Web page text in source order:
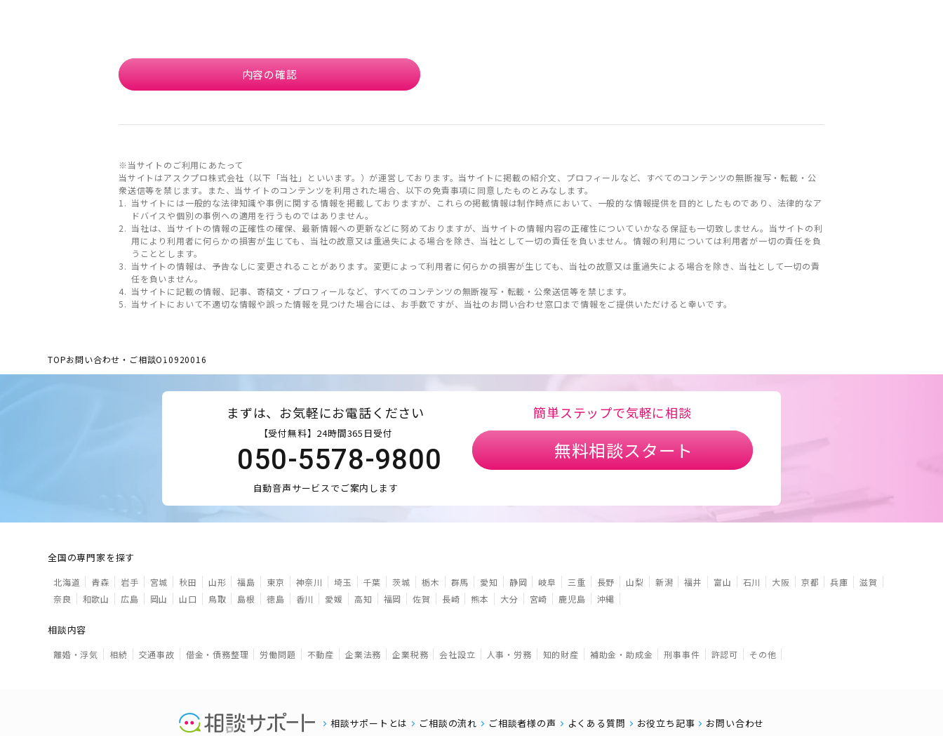
内容の確認
※当サイトのご利用にあたって
当サイトはアスクプロ株式会社（以下「当社」といいます。）が運営しております。当サイトに掲載の紹介文、プロフィールなど、すべてのコンテンツの無断複写・転載・公
衆送信等を禁じます。また、当サイトのコンテンツを利用された場合、以下の免責事項に同意したものとみなします。
当サイトには一般的な法律知識や事例に関する情報を掲載しておりますが、これらの掲載情報は制作時点において、一般的な情報提供を目的としたものであり、法律的なア
ドバイスや個別の事例への適用を行うものではありません。
当社は、当サイトの情報の正確性の確保、最新情報への更新などに努めておりますが、当サイトの情報内容の正確性についていかなる保証も一切致しません。当サイトの利
用により利用者に何らかの損害が生じても、当社の故意又は重過失による場合を除き、当社として一切の責任を負いません。情報の利用については利用者が一切の責任を負
うこととします。
当サイトの情報は、予告なしに変更されることがあります。変更によって利用者に何らかの損害が生じても、当社の故意又は重過失による場合を除き、当社として一切の責
任を負いません。
当サイトに記載の情報、記事、寄稿文・プロフィールなど、すべてのコンテンツの無断複写・転載・公衆送信等を禁じます。
当サイトにおいて不適切な情報や誤った情報を見つけた場合には、お手数ですが、当社のお問い合わせ窓口まで情報をご提供いただけると幸いです。
TOPお問い合わせ・ご相談O10920016
まずは、お気軽にお電話ください
【受付無料】24時間365日受付
050-5578-9800
自動音声サービスでご案内します
簡単ステップで気軽に相談
無料相談スタート
全国の専門家を探す
北海道 青森 岩手 宮城 秋田 山形 福島 東京 神奈川 埼玉 千葉 茨城 栃木 群馬 愛知 静岡 岐阜 三重 長野 山梨 新潟 福井 富山 石川 大阪 京都 兵庫
滋賀
奈良
和歌山 広島 岡山 山口 鳥取 島根 徳島 香川 愛媛 高知 福岡 佐賀 長崎 熊本 大分 宮崎 鹿児島 沖縄
相談内容
離婚・浮気 相続 交通事故 借金・債務整理 労働問題 不動産 企業法務 企業税務 会社設立 人事・労務 知的財産 補助金・助成金 刑事事件 許認可 その他
相談サポートとは ご相談の流れ ご相談者様の声 よくある質問 お役立ち記事 お問い合わせ